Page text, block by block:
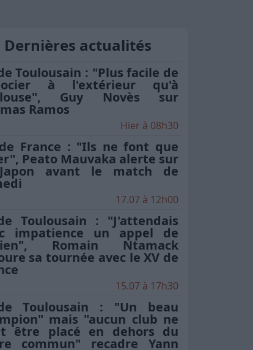
Dernières actualités
Toulousain : "Plus facile de
à l'extérieur qu'à
Guy Novès sur
Ramos
Hier à 08h30
France : "Ils ne font que
Peato Mauvaka alerte sur
avant le match de
17.07 à 12h00
Toulousain : "J'attendais
impatience un appel de
Romain Ntamack
sa tournée avec le XV de
15.07 à 17h30
Toulousain : "Un beau
mais "aucun club ne
être placé en dehors du
commun" recadre Yann